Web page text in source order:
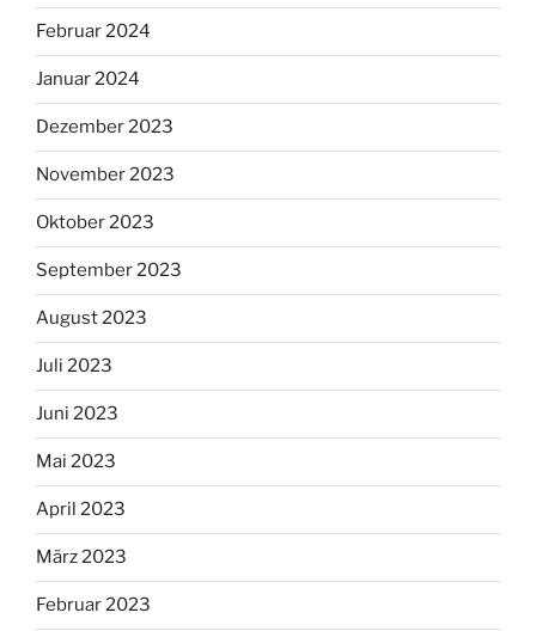
Februar 2024
Januar 2024
Dezember 2023
November 2023
Oktober 2023
September 2023
August 2023
Juli 2023
Juni 2023
Mai 2023
April 2023
März 2023
Februar 2023